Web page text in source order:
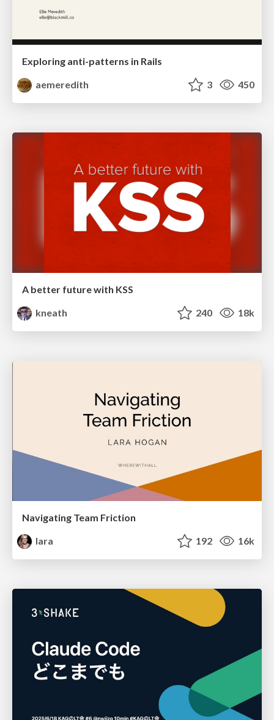
Exploring anti-patterns in Rails
aemeredith
3 450
A better future with KSS
kneath
240 18k
Navigating Team Friction
lara
192 16k